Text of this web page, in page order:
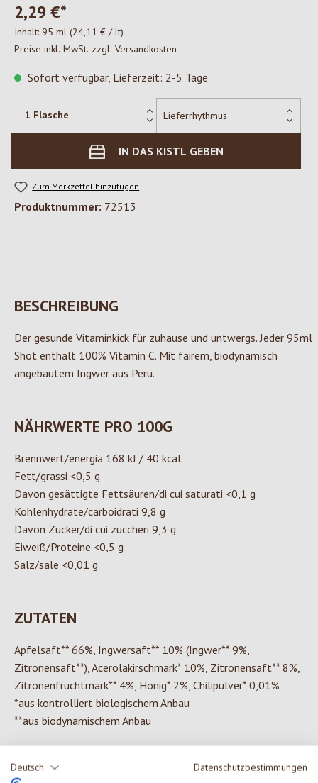
Deutsch Datenschutzbestimmungen
2,29 €*
Inhalt: 95 ml (24,11 € / lt)
Preise inkl. MwSt. zzgl. Versandkosten
Sofort verfügbar, Lieferzeit: 2-5 Tage
IN DAS KISTL GEBEN
Zum Merkzettel hinzufügen
Produktnummer: 72513
BESCHREIBUNG
Der gesunde Vitaminkick für zuhause und untwergs. Jeder 95ml
Shot enthält 100% Vitamin C. Mit fairem, biodynamisch
angebautem Ingwer aus Peru.
NÄHRWERTE PRO 100G
Brennwert/energia 168 kJ / 40 kcal
Fett/grassi <0,5 g
Davon gesättigte Fettsäuren/di cui saturati <0,1 g
Kohlenhydrate/carboidrati 9,8 g
Davon Zucker/di cui zuccheri 9,3 g
Eiweiß/Proteine <0,5 g
Salz/sale <0,01 g
ZUTATEN
Apfelsaft** 66%, Ingwersaft** 10% (Ingwer** 9%,
Zitronensaft**), Acerolakirschmark* 10%, Zitronensaft** 8%,
Zitronenfruchtmark** 4%, Honig* 2%, Chilipulver* 0,01%
*aus kontrolliert biologischem Anbau
**aus biodynamischem Anbau